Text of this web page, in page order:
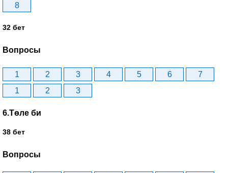
8
32 бет
Вопросы
1 2 3 4 5 6
7
1
2 3
6.Төле би
38 бет
Вопросы